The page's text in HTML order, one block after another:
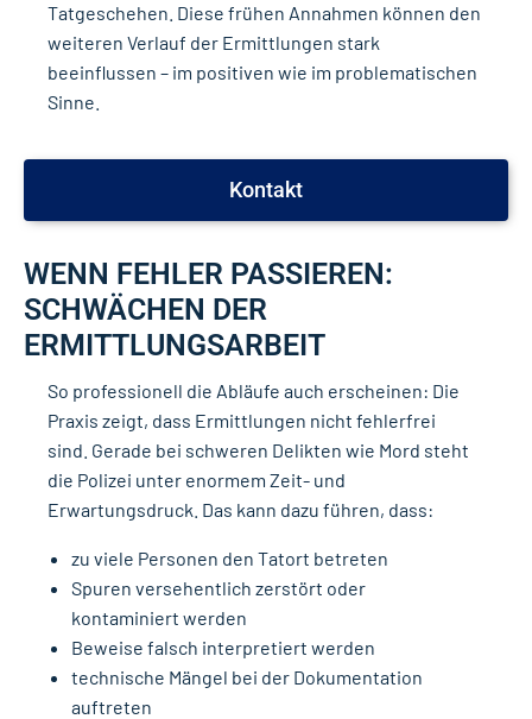
Tatgeschehen. Diese frühen Annahmen können den
weiteren Verlauf der Ermittlungen stark
beeinflussen – im positiven wie im problematischen
Sinne.
Kontakt
WENN FEHLER PASSIEREN:
SCHWÄCHEN DER
ERMITTLUNGSARBEIT
So professionell die Abläufe auch erscheinen: Die
Praxis zeigt, dass Ermittlungen nicht fehlerfrei
sind. Gerade bei schweren Delikten wie Mord steht
die Polizei unter enormem Zeit- und
Erwartungsdruck. Das kann dazu führen, dass:
zu viele Personen den Tatort betreten
Spuren versehentlich zerstört oder
kontaminiert werden
Beweise falsch interpretiert werden
technische Mängel bei der Dokumentation
auftreten